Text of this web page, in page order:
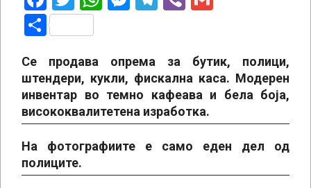
Share
Се продава опрема за бутик, полици,
штендери, кукли, фискална каса. Модерен
инвентар во темно кафеава и бела боја,
висококвалитетена изработка.
На фотографиите е само еден дел од
полиците.